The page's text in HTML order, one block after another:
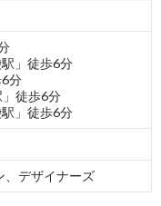
」徒歩6分
分
」徒歩6分
」徒歩6分
、デザイナーズ